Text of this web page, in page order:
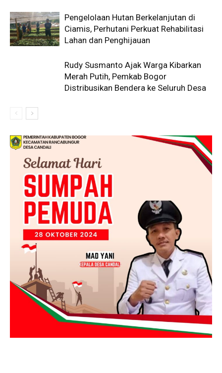
Pengelolaan Hutan Berkelanjutan di
Ciamis, Perhutani Perkuat Rehabilitasi
Lahan dan Penghijauan
Rudy Susmanto Ajak Warga Kibarkan
Merah Putih, Pemkab Bogor
Distribusikan Bendera ke Seluruh Desa